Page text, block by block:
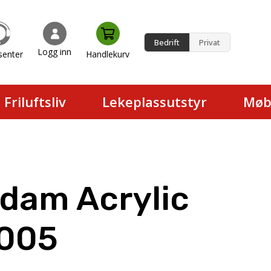
Logg inn Handlekurv
Bedrift Privat
Friluftsliv Lekeplassutstyr
Acrylic